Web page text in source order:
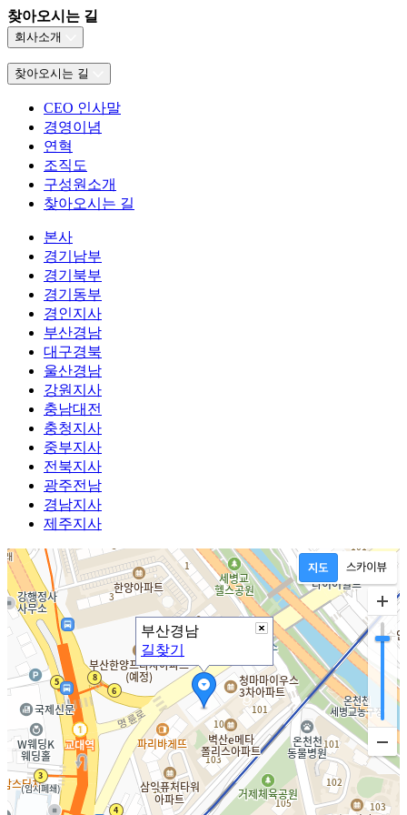
찾아오시는 길
회사소개
찾아오시는 길
CEO 인사말
경영이념
연혁
조직도
구성원소개
찾아오시는 길
본사
경기남부
경기북부
경기동부
경인지사
부산경남
대구경북
울산경남
강원지사
충남대전
충청지사
중부지사
전북지사
광주전남
경남지사
제주지사
부산경남
길찾기